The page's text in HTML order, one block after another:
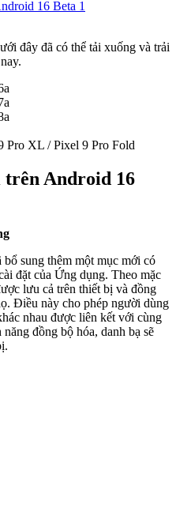
16 Beta 1
đây đã có thể tải xuống và trải
Pro XL / Pixel 9 Pro Fold
trên Android 16
sung thêm một mục mới có
đặt của Ứng dụng. Theo mặc
lưu cả trên thiết bị và đồng
Điều này cho phép người dùng
nhau được liên kết với cùng
đồng bộ hóa, danh bạ sẽ